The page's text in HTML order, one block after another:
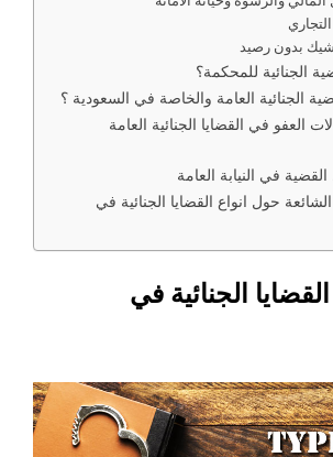
بدون رصيد
الجنائية للمحكمة؟
الجنائية العامة والخاصة في السعودية ؟
العفو في القضايا الجنائية العامة
في النيابة العامة
حول انواع القضايا الجنائية في
الجنائية في